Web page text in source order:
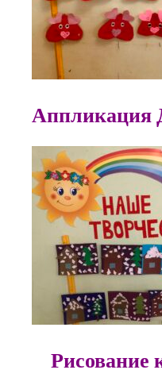
Аппликация
Рисование